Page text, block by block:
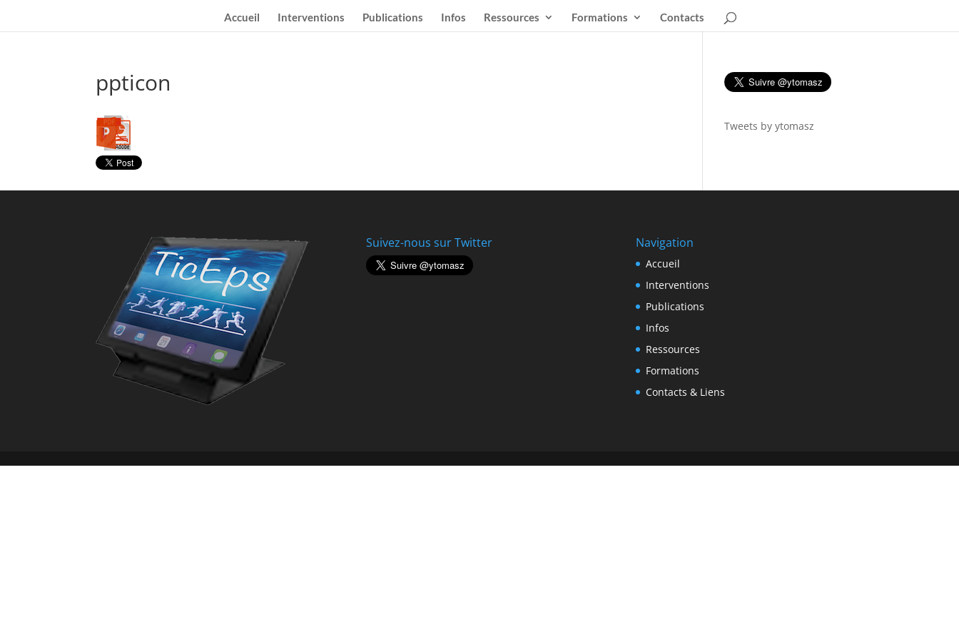
Accueil Interventions Publications Infos Ressources Formations Contacts
ppticon
Tweets by ytomasz
Suivez-nous sur Twitter Navigation
Accueil
Interventions
Publications
Infos
Ressources
Formations
Contacts & Liens